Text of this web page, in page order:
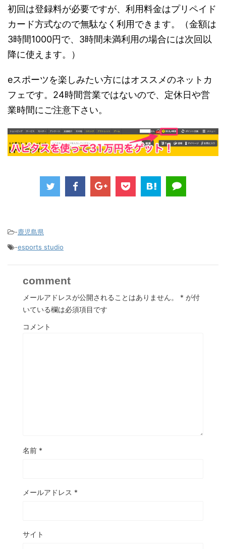
初回は登録料が必要ですが、利用料金はプリペイド
カード方式なので無駄なく利用できます。（金額は
3時間1000円で、3時間未満利用の場合には次回以
降に使えます。）
eスポーツを楽しみたい方にはオススメのネットカ
フェです。24時間営業ではないので、定休日や営
業時間にご注意下さい。
-鹿児島県
-esports studio
comment
メールアドレスが公開されることはありません。 * が付
いている欄は必須項目です
コメント
名前 *
メールアドレス *
サイト